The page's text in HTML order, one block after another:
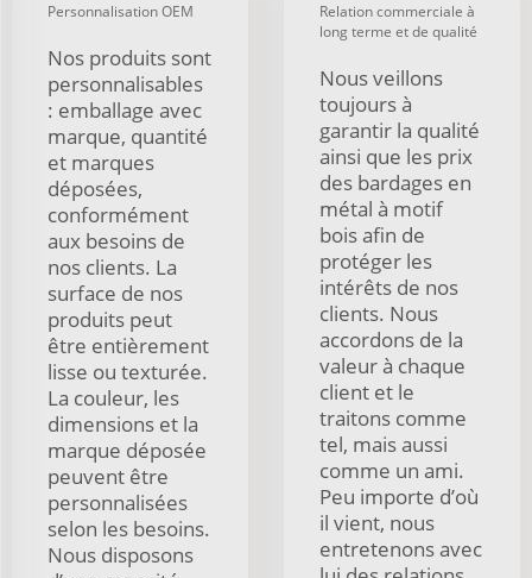
Personnalisation OEM
Nos produits sont
personnalisables
: emballage avec
marque, quantité
et marques
déposées,
conformément
aux besoins de
nos clients. La
surface de nos
produits peut
être entièrement
lisse ou texturée.
La couleur, les
dimensions et la
marque déposée
peuvent être
personnalisées
selon les besoins.
Nous disposons
Relation commerciale à
long terme et de qualité
Nous veillons
toujours à
garantir la qualité
ainsi que les prix
des bardages en
métal à motif
bois afin de
protéger les
intérêts de nos
clients. Nous
accordons de la
valeur à chaque
client et le
traitons comme
tel, mais aussi
comme un ami.
Peu importe d’où
il vient, nous
entretenons avec